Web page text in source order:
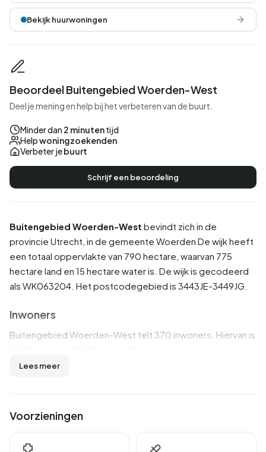
Buitengebied Woerden-West bevindt zich in de
provincie Utrecht , in de gemeente Woerden De wijk heeft
een totaal oppervlakte van 790 hectare, waarvan 775
hectare land en 15 hectare water is. De wijk is gecodeerd
als WK063204. Het postcodegebied is 3443JE-3449JG.
Inwoners
Buitengebied Woerden-West telt 370 inwoners. Hiervan is
tot 65 jaar (39,2%). De overige leeftijden zijn 20,3% voor
en 4,1% is verweduwd. 345 inwoners komen uit Nederland,
Lees meer
Voorzieningen
Bekijk huurwoningen
Beoordeel Buitengebied Woerden-West
Deel je mening en help bij het verbeteren van de buurt.
Minder dan 2 minutentijd
Helpwoningzoekenden
Verbeter jebuurt
Schrijf een beoordeling